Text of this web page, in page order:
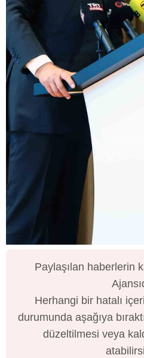
Paylaşılan haberlerin
Herhangi bir hatalı
durumunda aşağıya
düzeltilmesi veya